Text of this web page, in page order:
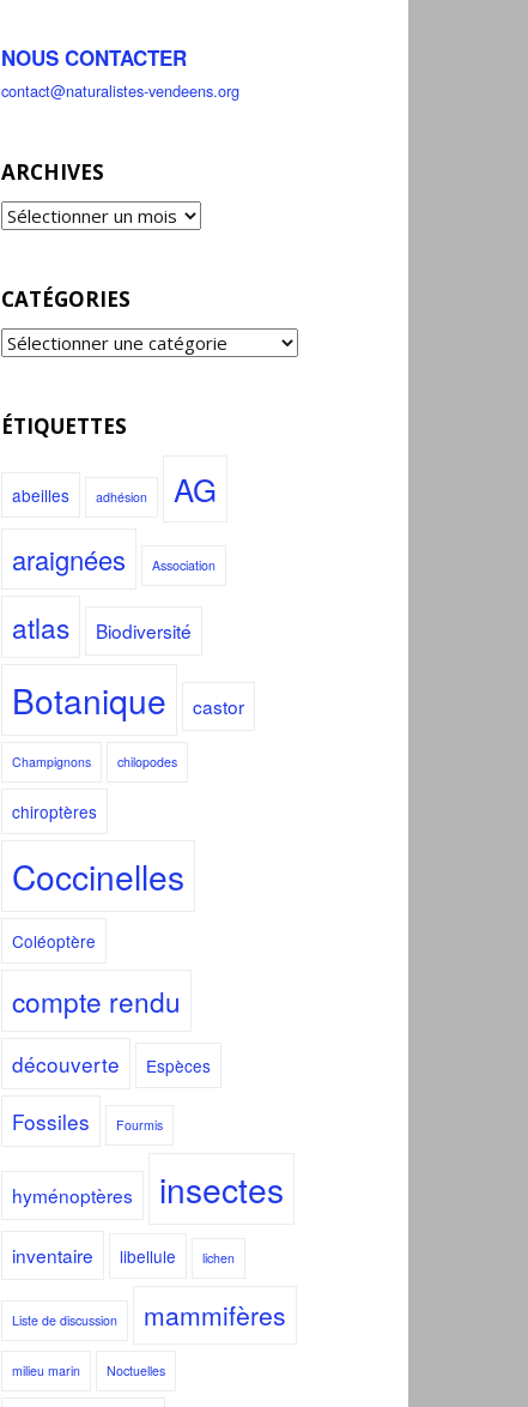
NOUS CONTACTER
contact@naturalistes-vendeens.org
ARCHIVES
CATÉGORIES
ÉTIQUETTES
abeilles adhésion AG
araignées Association
atlas Biodiversité
Botanique castor
Champignons chilopodes
chiroptères
Coccinelles
Coléoptère
compte rendu
découverte Espèces
Fossiles Fourmis
hyménoptères insectes
inventaire libellule lichen
Liste de discussion mammifères
milieu marin Noctuelles